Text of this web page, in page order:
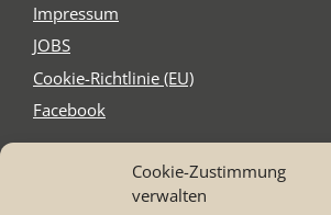
Cookie-Zustimmung
verwalten
Impres­sum
JOBS
Coo­kie-Rich­t­­li­­nie (EU)
Face­book
Schnitzel´s
Elzer Str. 2-4